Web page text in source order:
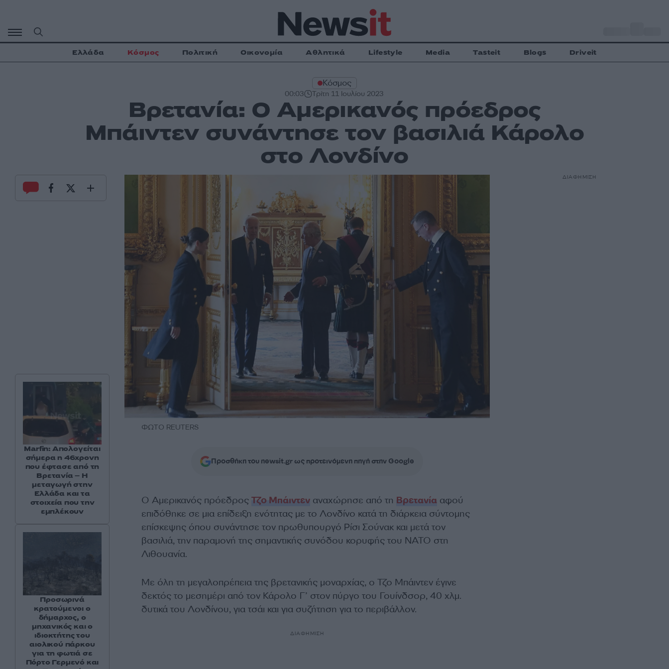
περιεχόμενο
Ελλάδα Κόσμος Πολιτική Οικονομία Αθλητικά Lifestyle Media Tasteit Blogs Driveit
Κόσμος
00:03 Τρίτη 11 Ιουλίου 2023
Βρετανία: Ο Αμερικανός πρόεδρος
Μπάιντεν συνάντησε τον βασιλιά Κάρολο
στο Λονδίνο
ΦΩΤΟ REUTERS
Προσθήκη του newsit.gr ως προτεινόμενη πηγή στην Google
Ο Αμερικανός πρόεδρος Τζο Μπάιντεναναχώρησε από τη Βρετανίααφού
επιδόθηκε σε μια επίδειξη ενότητας με το Λονδίνο κατά τη διάρκεια σύντομης
επίσκεψης όπου συνάντησε τον πρωθυπουργό Ρίσι Σούνακ και μετά τον
βασιλιά, την παραμονή της σημαντικής συνόδου κορυφής του ΝΑΤΟ στη
Λιθουανία.
Με όλη τη μεγαλοπρέπεια της βρετανικής μοναρχίας, ο Τζο Μπάιντεν έγινε
δεκτός το μεσημέρι από τον Κάρολο Γ’ στον πύργο του Γουίνδσορ, 40 χλμ.
δυτικά του Λονδίνου, για τσάι και για συζήτηση για το περιβάλλον.
ΔΙΑΦΗΜΙΣΗ
Marfin: Απολογείται
σήμερα η 46χρονη
που έφτασε από τη
Βρετανία – Η
μεταγωγή στην
Ελλάδα και τα
στοιχεία που την
εμπλέκουν
Προσωρινά
κρατούμενοι ο
δήμαρχος, ο
μηχανικός και ο
ιδιοκτήτης του
αιολικού πάρκου
για τη φωτιά σε
Πόρτο Γερμενό και
ΔΙΑΦΗΜΙΣΗ